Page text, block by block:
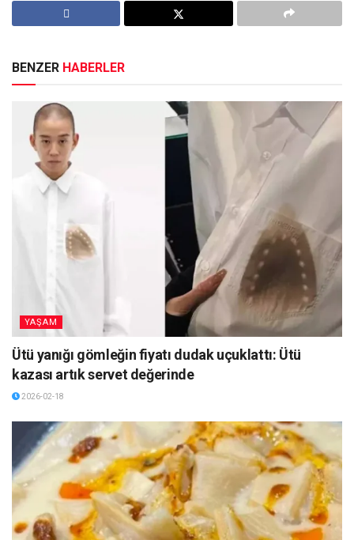
BENZER HABERLER
YAŞAM
Ütü yanığı gömleğin fiyatı dudak uçuklattı: Ütü
kazası artık servet değerinde
2026-02-18